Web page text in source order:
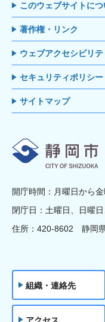
このウェブサイトにつ
著作権・リンク
ウェブアクセシビリ
セキュリティポリシー
サイトマップ
開庁時間：月曜日から
閉庁日：土曜日、日曜
住所：420-8602 静岡
組織・連絡先